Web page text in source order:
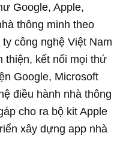
Google, Apple,
thông minh theo
công nghệ Việt Nam
thiện, kết nối mọi thứ
Google, Microsoft
điều hành nhà thông
cho ra bộ kit Apple
xây dựng app nhà